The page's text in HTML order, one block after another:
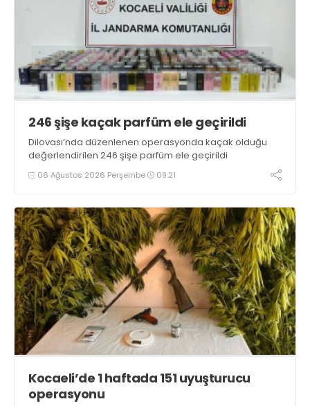
246 şişe kaçak parfüm ele geçirildi
Dilovası’nda düzenlenen operasyonda kaçak olduğu
değerlendirilen 246 şişe parfüm ele geçirildi
06 Ağustos 2026 Perşembe 09:21
Kocaeli’de 1 haftada 151 uyuşturucu
operasyonu